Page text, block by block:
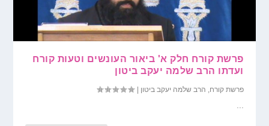
פרשת קורח חלק א' ביאור העונשים וטעות קורח
ועדתו הרב שלמה יעקב ביטון
פרשת קורח, הרב שלמה יעקב ביטון |
...